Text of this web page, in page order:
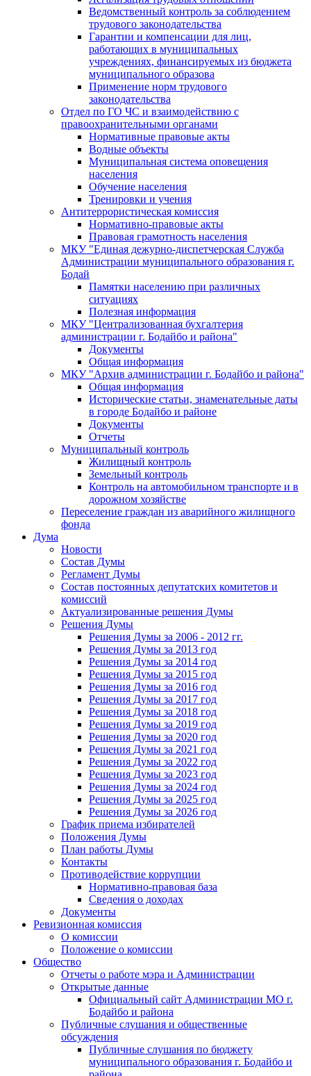
Ведомственный контроль за соблюдением
трудового законодательства
Гарантии и компенсации для лиц,
работающих в муниципальных
учреждениях, финансируемых из бюджета
муниципального образова
Применение норм трудового
законодательства
Отдел по ГО ЧС и взаимодействию с
правоохранительными органами
Нормативные правовые акты
Водные объекты
Муниципальная система оповещения
населения
Обучение населения
Тренировки и учения
Антитеррористическая комиссия
Нормативно-правовые акты
Правовая грамотность населения
МКУ "Единая дежурно-диспетчерская Служба
Администрации муниципального образования г.
Бодай
Памятки населению при различных
ситуациях
Полезная информация
МКУ "Централизованная бухгалтерия
администрации г. Бодайбо и района"
Документы
Общая информация
МКУ "Архив администрации г. Бодайбо и района"
Общая информация
Исторические статьи, знаменательные даты
в городе Бодайбо и районе
Документы
Отчеты
Муниципальный контроль
Жилищный контроль
Земельный контроль
Контроль на автомобильном транспорте и в
дорожном хозяйстве
Переселение граждан из аварийного жилищного
фонда
Дума
Новости
Состав Думы
Регламент Думы
Состав постоянных депутатских комитетов и
комиссий
Актуализированные решения Думы
Решения Думы
Решения Думы за 2006 - 2012 гг.
Решения Думы за 2013 год
Решения Думы за 2014 год
Решения Думы за 2015 год
Решения Думы за 2016 год
Решения Думы за 2017 год
Решения Думы за 2018 год
Решения Думы за 2019 год
Решения Думы за 2020 год
Решения Думы за 2021 год
Решения Думы за 2022 год
Решения Думы за 2023 год
Решения Думы за 2024 год
Решения Думы за 2025 год
Решения Думы за 2026 год
График приема избирателей
Положения Думы
План работы Думы
Контакты
Противодействие коррупции
Нормативно-правовая база
Сведения о доходах
Документы
Ревизионная комиссия
О комиссии
Положение о комиссии
Общество
Отчеты о работе мэра и Администрации
Открытые данные
Официальный сайт Администрации МО г.
Бодайбо и района
Публичные слушания и общественные
обсуждения
Публичные слушания по бюджету
муниципального образования г. Бодайбо и